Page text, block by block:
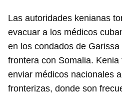
Las autoridades kenianas
evacuar a los médicos
en los condados de
frontera con Somalia.
enviar médicos nacionales
fronterizas, donde son